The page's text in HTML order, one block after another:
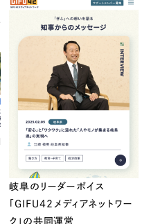
岐阜のリーダーボイス
「GIFU42メディアネットワー
ク」の共同運営